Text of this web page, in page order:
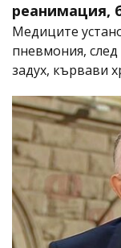
реанимация,
Медиците
пневмония,
задух, кървави